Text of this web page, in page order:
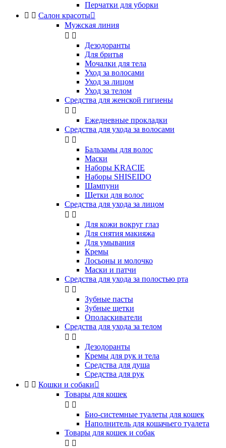
Перчатки для уборки
  Салон красоты
Мужская линия
 
Дезодоранты
Для бритья
Мочалки для тела
Уход за волосами
Уход за лицом
Уход за телом
Средства для женской гигиены
 
Ежедневные прокладки
Средства для ухода за волосами
 
Бальзамы для волос
Маски
Наборы KRACIE
Наборы SHISEIDO
Шампуни
Щетки для волос
Средства для ухода за лицом
 
Для кожи вокруг глаз
Для снятия макияжа
Для умывания
Кремы
Лосьоны и молочко
Маски и патчи
Средства для ухода за полостью рта
 
Зубные пасты
Зубные щетки
Ополаскиватели
Средства для ухода за телом
 
Дезодоранты
Кремы для рук и тела
Средства для душа
Средства для рук
  Кошки и собаки
Товары для кошек
 
Био-системные туалеты для кошек
Наполнитель для кошачьего туалета
Товары для кошек и собак
 